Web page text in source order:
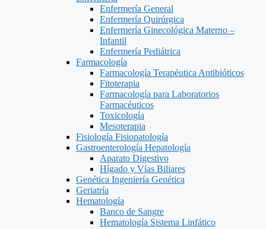
Enfermería General
Enfermería Quirúrgica
Enfermería Ginecológica Materno –
Infantil
Enfermería Pediátrica
Farmacología
Farmacología Terapéutica Antibióticos
Fitoterapia
Farmacología para Laboratorios
Farmacéuticos
Toxicología
Mesoterapia
Fisiología Fisiopatología
Gastroenterología Hepatología
Aparato Digestivo
Hígado y Vías Biliares
Genética Ingeniería Genética
Geriatría
Hematología
Banco de Sangre
Hematología Sistema Linfático